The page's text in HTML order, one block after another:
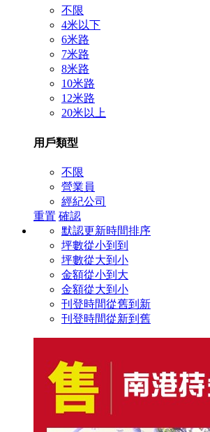
不限
4米以下
6米路
7米路
8米路
10米路
12米路
20米以上
用戶類型
不限
營業員
經紀公司
重置 確認
默認更新時間排序
坪數從小到到
坪數從大到小
金額從小到大
金額從大到小
刊登時間從舊到新
刊登時間從新到舊